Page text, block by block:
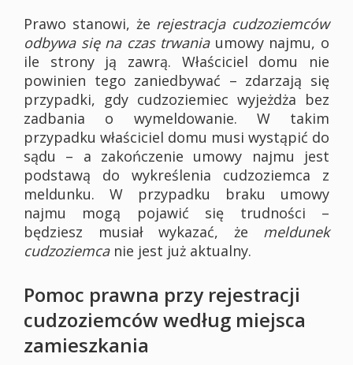
Prawo stanowi, że rejestracja cudzoziemców
odbywa się na czas trwaniaumowy najmu, o
ile strony ją zawrą. Właściciel domu nie
powinien tego zaniedbywać – zdarzają się
przypadki, gdy cudzoziemiec wyjeżdża bez
zadbania o wymeldowanie. W takim
przypadku właściciel domu musi wystąpić do
sądu – a zakończenie umowy najmu jest
podstawą do wykreślenia cudzoziemca z
meldunku. W przypadku braku umowy
najmu mogą pojawić się trudności –
będziesz musiał wykazać, że meldunek
cudzoziemcanie jest już aktualny.
Pomoc prawna przy rejestracji
cudzoziemców według miejsca
zamieszkania